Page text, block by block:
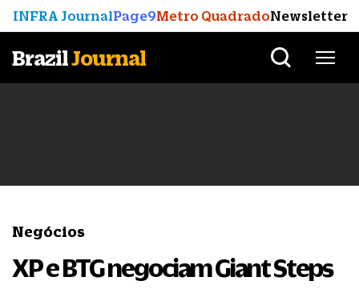
INFRA JournalPage9Metro QuadradoNewsletter
BrazilJournal
Negócios
XP e BTG negociam Giant Steps